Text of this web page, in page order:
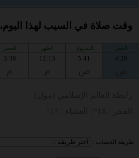
وقت صلاة في السيب لهذا اليوم، 10/08/2026 :
الفجر الشروق الظهر العصر
4:20
5:41
12:13
3:38
طريقة الحساب :